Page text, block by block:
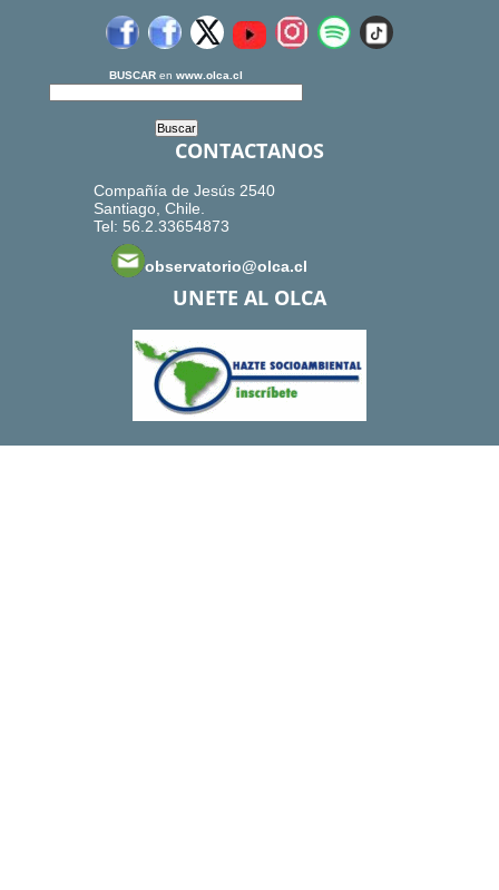
BUSCAR en www.olca.cl
CONTACTANOS
Compañía de Jesús 2540
Santiago, Chile.
Tel: 56.2.33654873
observatorio@olca.cl
UNETE AL OLCA